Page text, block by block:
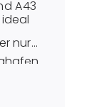
A43
nur